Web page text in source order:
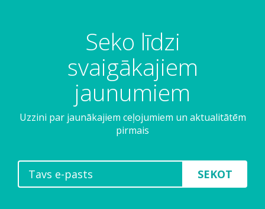
Seko līdzi
svaigākajiem
jaunumiem
Uzzini par jaunākajiem ceļojumiem un aktualitātēm
pirmais
SEKOT